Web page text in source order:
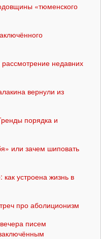
«тюменского
недавних
вернули из
порядка и
или зачем шиповать
устроена жизнь в
про аболиционизм
писем